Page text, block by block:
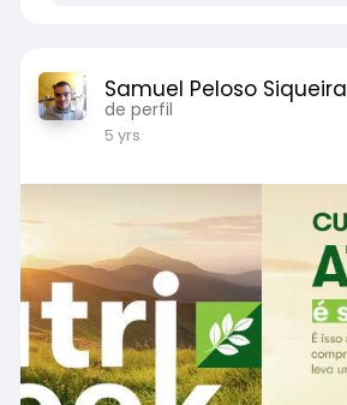
Samuel Peloso Siqueira
de perfil
5 yrs